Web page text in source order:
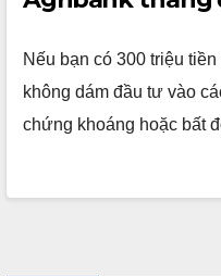
Nếu bạn có 300 triệu
không dám đầu tư vào
chứng khoáng hoặc bất